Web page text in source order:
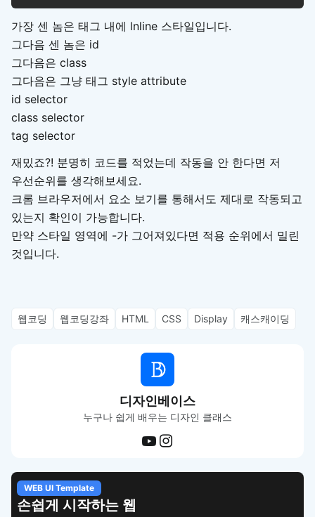
가장 센 놈은 태그 내에 lnline 스타일입니다.
그다음 센 놈은 id
그다음은 class
그다음은 그냥 태그 style attribute
id selector
class selector
tag selector
재밌죠?! 분명히 코드를 적었는데 작동을 안 한다면 저
우선순위를 생각해보세요.
크롬 브라우저에서 요소 보기를 통해서도 제대로 작동되고
있는지 확인이 가능합니다.
만약 스타일 영역에 -가 그어져있다면 적용 순위에서 밀린
것입니다.
웹코딩 웹코딩강좌 HTML CSS Display 캐스캐이딩
디자인베이스
누구나 쉽게 배우는 디자인 클래스
WEB UI Template
손쉽게 시작하는 웹